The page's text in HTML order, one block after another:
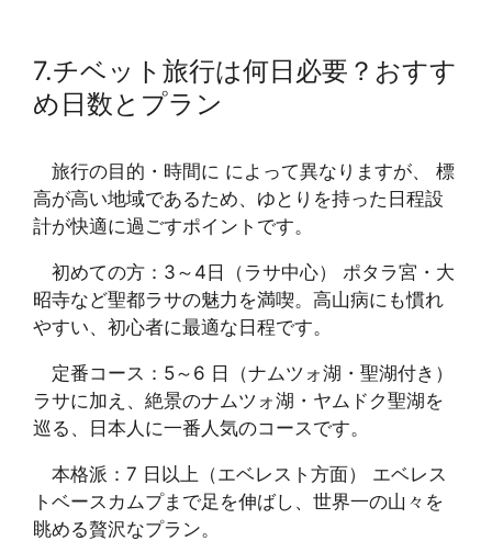
7.チベット旅行は何日必要？おすす
め日数とプラン
旅行の目的・時間に によって異なりますが、 標
高が高い地域であるため、ゆとりを持った日程設
計が快適に過ごすポイントです。
初めての方：3～4日（ラサ中心） ポタラ宮・大
昭寺など聖都ラサの魅力を満喫。高山病にも慣れ
やすい、初心者に最適な日程です。
定番コース：5～6 日（ナムツォ湖・聖湖付き）
ラサに加え、絶景のナムツォ湖・ヤムドク聖湖を
巡る、日本人に一番人気のコースです。
本格派：7 日以上（エベレスト方面） エベレス
トベースカムプまで足を伸ばし、世界一の山々を
眺める贅沢なプラン。